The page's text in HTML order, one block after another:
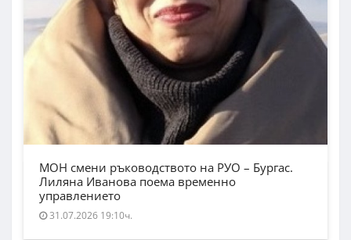
МОН смени ръководството на РУО – Бургас.
Лиляна Иванова поема временно
управлението
31.07.2026 19:10ч.